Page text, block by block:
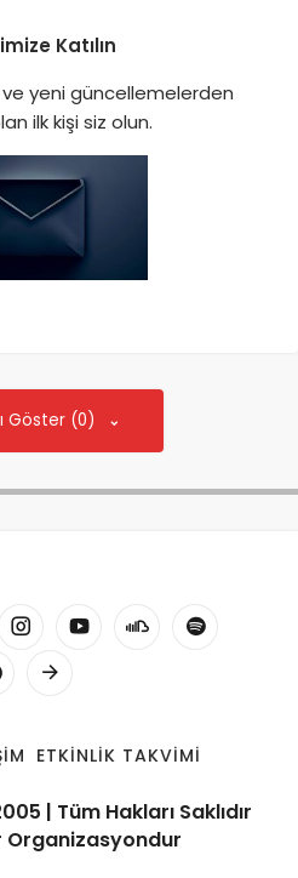
Katılın
ve yeni güncellemelerden
ilk kişi siz olun.
Göster (0)
ETKINLIK TAKVIMI
| Tüm Hakları Saklıdır
Organizasyondur